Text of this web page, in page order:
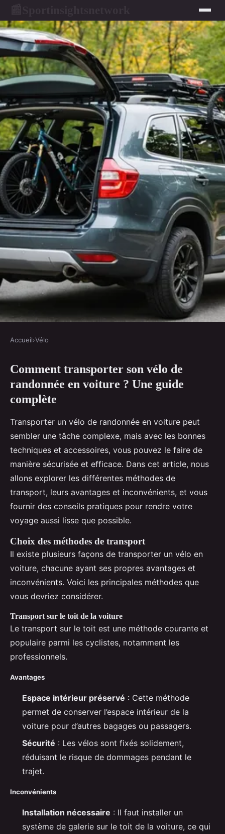
Comment transporter son vélo
de randonnée en voiture ?
Accueil›Vélo
Comment transporter son vélo de
randonnée en voiture ? Une guide
complète
Transporter un vélo de randonnée en voiture peut
sembler une tâche complexe, mais avec les bonnes
techniques et accessoires, vous pouvez le faire de
manière sécurisée et efficace. Dans cet article, nous
allons explorer les différentes méthodes de
transport, leurs avantages et inconvénients, et vous
fournir des conseils pratiques pour rendre votre
voyage aussi lisse que possible.
Choix des méthodes de transport
Il existe plusieurs façons de transporter un vélo en
voiture, chacune ayant ses propres avantages et
inconvénients. Voici les principales méthodes que
vous devriez considérer.
Transport sur le toit de la voiture
Le transport sur le toit est une méthode courante et
populaire parmi les cyclistes, notamment les
professionnels.
Avantages
Espace intérieur préservé : Cette méthode
permet de conserver l’espace intérieur de la
voiture pour d’autres bagages ou passagers.
Sécurité : Les vélos sont fixés solidement,
réduisant le risque de dommages pendant le
trajet.
Inconvénients
Installation nécessaire : Il faut installer un
système de galerie sur le toit de la voiture, ce qui